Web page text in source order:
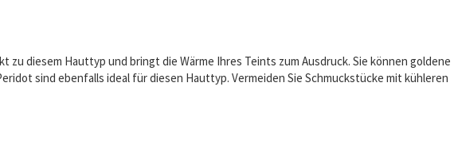
diesem Hauttyp und bringt die Wärme Ihres Teints zum Ausdruck. Sie können goldene
sind ebenfalls ideal für diesen Hauttyp. Vermeiden Sie Schmuckstücke mit kühleren